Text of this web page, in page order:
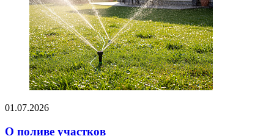
01.07.2026
О поливе участков